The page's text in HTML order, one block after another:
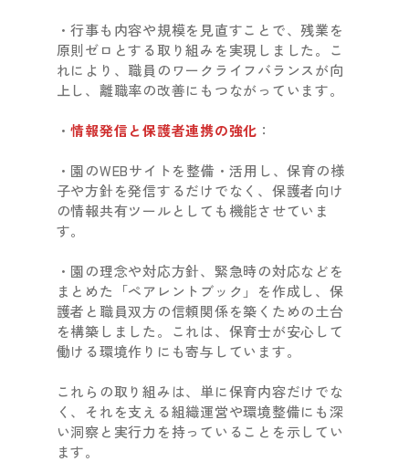
・行事も内容や規模を見直すことで、残業を
原則ゼロとする取り組みを実現しました。こ
れにより、職員のワークライフバランスが向
上し、離職率の改善にもつながっています。
・情報発信と保護者連携の強化 ：
・園のWEBサイトを整備・活用し、保育の様
子や方針を発信するだけでなく、保護者向け
の情報共有ツールとしても機能させていま
す。
・園の理念や対応方針、緊急時の対応などを
まとめた「ペアレントブック」を作成し、保
護者と職員双方の信頼関係を築くための土台
を構築しました。これは、保育士が安心して
働ける環境作りにも寄与しています。
これらの取り組みは、単に保育内容だけでな
く、それを支える組織運営や環境整備にも深
い洞察と実行力を持っていることを示してい
ます。